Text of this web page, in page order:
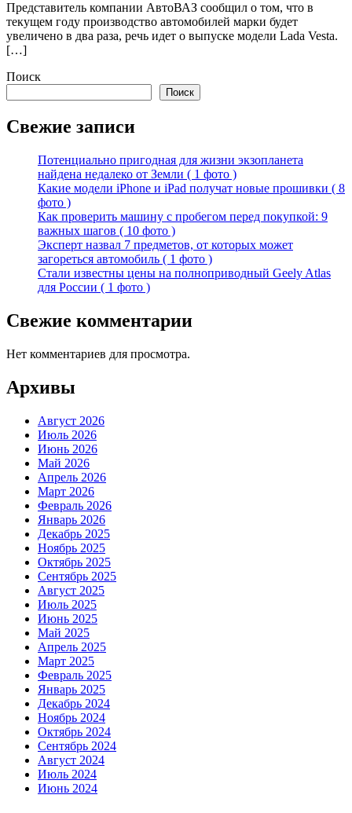
Представитель компании АвтоВАЗ сообщил о том, что в
текущем году производство автомобилей марки будет
увеличено в два раза, речь идет о выпуске модели Lada Vesta.
[…]
Поиск
Поиск
Свежие записи
Потенциально пригодная для жизни экзопланета
найдена недалеко от Земли ( 1 фото )
Какие модели iPhone и iPad получат новые прошивки ( 8
фото )
Как проверить машину с пробегом перед покупкой: 9
важных шагов ( 10 фото )
Эксперт назвал 7 предметов, от которых может
загореться автомобиль ( 1 фото )
Стали известны цены на полноприводный Geely Atlas
для России ( 1 фото )
Свежие комментарии
Нет комментариев для просмотра.
Архивы
Август 2026
Июль 2026
Июнь 2026
Май 2026
Апрель 2026
Март 2026
Февраль 2026
Январь 2026
Декабрь 2025
Ноябрь 2025
Октябрь 2025
Сентябрь 2025
Август 2025
Июль 2025
Июнь 2025
Май 2025
Апрель 2025
Март 2025
Февраль 2025
Январь 2025
Декабрь 2024
Ноябрь 2024
Октябрь 2024
Сентябрь 2024
Август 2024
Июль 2024
Июнь 2024